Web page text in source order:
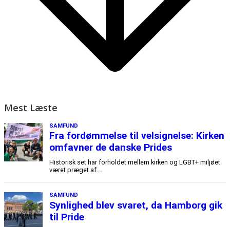
Mest Læste
SAMFUND
Fra fordømmelse til velsignelse: Kirken
omfavner de danske Prides
Historisk set har forholdet mellem kirken og LGBT+ miljøet
været præget af...
SAMFUND
Synlighed blev svaret, da Hamborg gik
til Pride